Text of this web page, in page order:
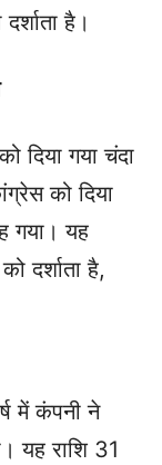
है।
दिया गया चंदा
को दिया
गया। यह
दर्शाता है,
में कंपनी ने
यह राशि 31